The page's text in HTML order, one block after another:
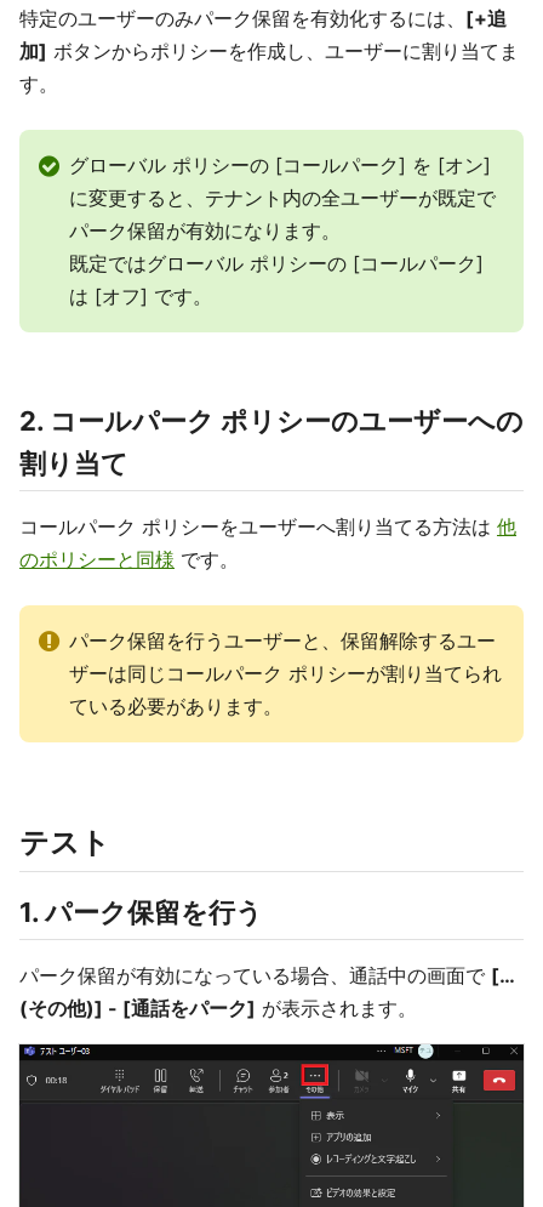
特定のユーザーのみパーク保留を有効化するには、 [+追
加] ボタンからポリシーを作成し、ユーザーに割り当てま
す。
グローバル ポリシーの [コールパーク] を [オン]
に変更すると、テナント内の全ユーザーが既定で
パーク保留が有効になります。
既定ではグローバル ポリシーの [コールパーク]
は [オフ] です。
2. コールパーク ポリシーのユーザーへの
割り当て
コールパーク ポリシーをユーザーへ割り当てる方法は 他
のポリシーと同様 です。
パーク保留を行うユーザーと、保留解除するユー
ザーは同じコールパーク ポリシーが割り当てられ
ている必要があります。
テスト
1. パーク保留を行う
パーク保留が有効になっている場合、通話中の画面で […
(その他)] - [通話をパーク] が表示されます。